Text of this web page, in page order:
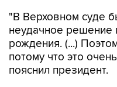
"В Верховном суде
неудачное решение
рождения. (...)
потому что это
пояснил президент.